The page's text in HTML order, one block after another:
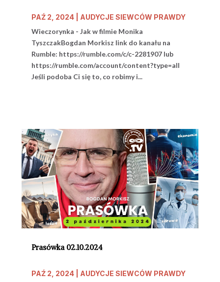
PAŹ 2, 2024| AUDYCJE SIEWCÓW PRAWDY
Wieczorynka - Jak w filmie Monika
TyszczakBogdan Morkisz link do kanału na
Rumble: https://rumble.com/c/c-2281907 lub
https://rumble.com/account/content?type=all
Jeśli podoba Ci się to, co robimy i...
Prasówka 02.10.2024
PAŹ 2, 2024| AUDYCJE SIEWCÓW PRAWDY